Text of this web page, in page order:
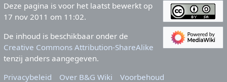
Deze pagina is voor het laatst bewerkt op
17 nov 2011 om 11:02.
De inhoud is beschikbaar onder de
Creative Commons Attribution-ShareAlike
tenzij anders aangegeven.
Privacybeleid
Over B&G Wiki Voorbehoud